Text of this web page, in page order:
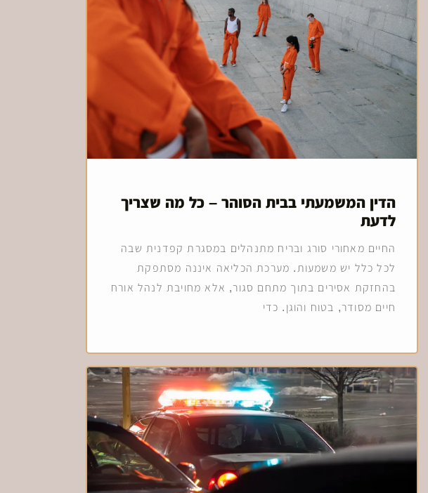
הדין המשמעתי בבית הסוהר – כל מה שצריך
לדעת
החיים מאחורי סורג ובריח מתנהלים במסגרת קפדנית שבה
לכל כלל יש משמעות. מערכת הכליאה איננה מסתפקת
בהחזקת אסירים בתוך מתחם סגור, אלא מחויבת לנהל אורח
חיים מסודר, בטוח והוגן. כדי